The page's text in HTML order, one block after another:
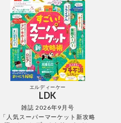
エルディーケー
LDK
雑誌 2026年9月号
「人気スーパーマーケット新攻略